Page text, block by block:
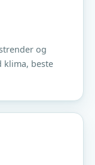
og
klima, beste